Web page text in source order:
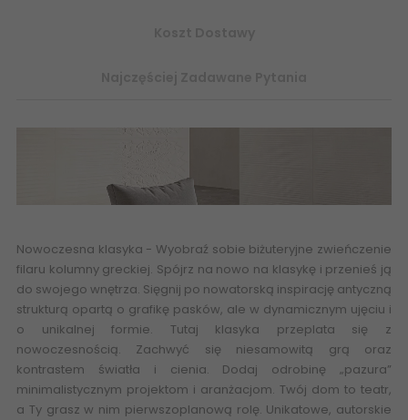
Nowoczesna klasyka - Wyobraź sobie biżuteryjne zwieńczenie
filaru kolumny greckiej. Spójrz na nowo na klasykę i przenieś ją
do swojego wnętrza. Sięgnij po nowatorską inspirację antyczną
strukturą opartą o grafikę pasków, ale w dynamicznym ujęciu i
o unikalnej formie. Tutaj klasyka przeplata się z
nowoczesnością. Zachwyć się niesamowitą grą oraz
kontrastem światła i cienia. Dodaj odrobinę „pazura”
minimalistycznym projektom i aranżacjom. Twój dom to teatr,
a Ty grasz w nim pierwszoplanową rolę. Unikatowe, autorskie